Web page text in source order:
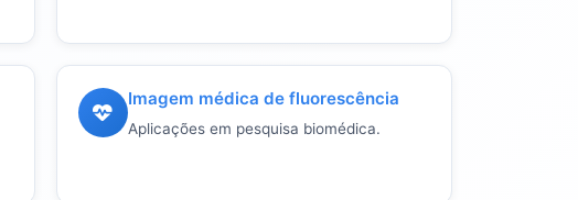
Imagem médica de fluorescência
Aplicações em pesquisa biomédica.